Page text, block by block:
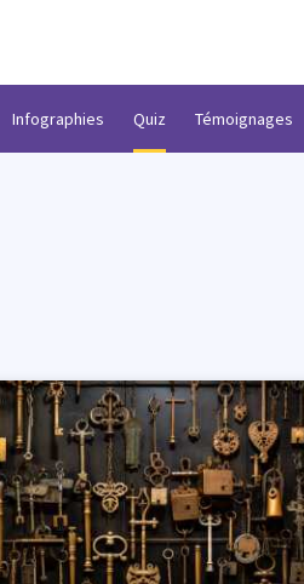
Infographies Quiz Témoignages